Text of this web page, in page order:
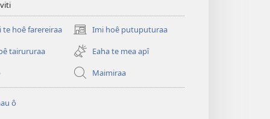
te hoê farereiraa Imi hoê putuputuraa
(opens
new
window)
tairururaa
Eaha te mea apî
Maimiraa
ô